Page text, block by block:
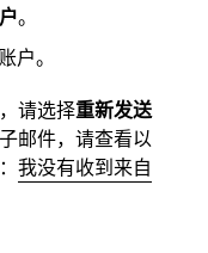
。
户。
请选择重新发送
邮件，请查看以
我没有收到来自